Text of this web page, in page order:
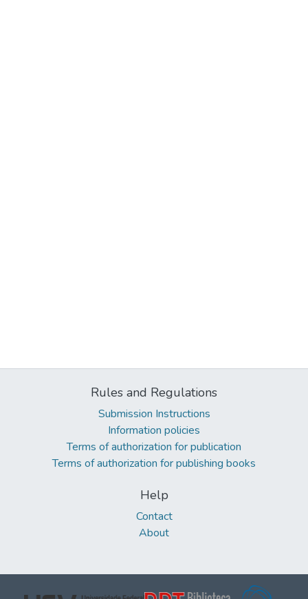
Rules and Regulations
Submission Instructions
Information policies
Terms of authorization for publication
Terms of authorization for publishing books
Help
Contact
About